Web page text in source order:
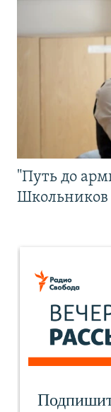
"Путь до
Школьников